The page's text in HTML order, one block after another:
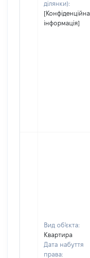
ділянки):
[Конфіденційна
інформація]
Вид об'єкта:
Квартира
Дата набуття
права: